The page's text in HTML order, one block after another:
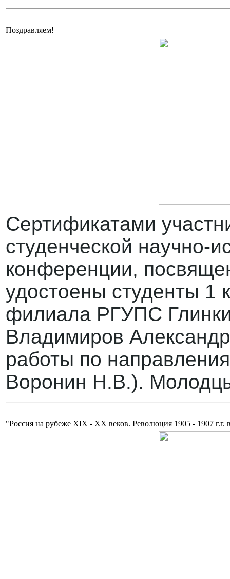
Поздравляем!
Сертификатами
студенческой научно-
конференции,
удостоены студенты
филиала РГУПС
Владимиров
работы по
Воронин Н.В.).
"Россия на рубеже XIX - XX веков. Революция 1905 - 1907 г.г.